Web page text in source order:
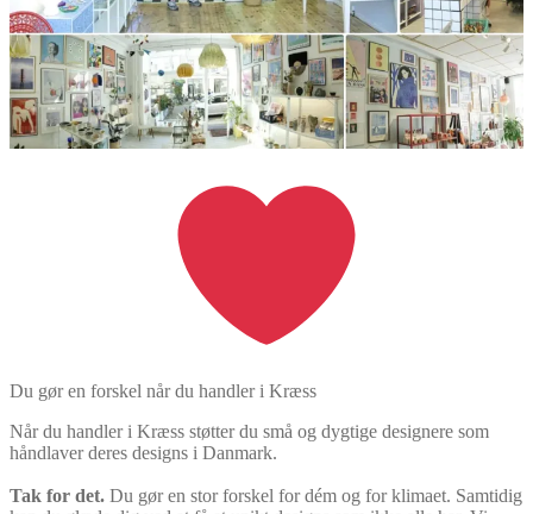
Du gør en forskel når du handler i Kræss
Når du handler i Kræss støtter du små og dygtige designere som
håndlaver deres designs i Danmark.
Tak for det. Du gør en stor forskel for dém og for klimaet. Samtidig